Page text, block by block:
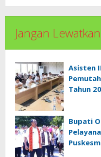
Jangan Lewatkan
Asisten
Tahun
Bupati